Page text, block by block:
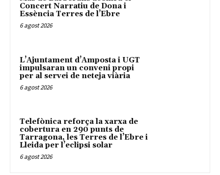
Concert Narratiu de Dona i
Essència Terres de l’Ebre
6 agost 2026
L’Ajuntament d’Amposta i UGT
impulsaran un conveni propi
per al servei de neteja viària
6 agost 2026
Telefònica reforça la xarxa de
cobertura en 290 punts de
Tarragona, les Terres de l’Ebre i
Lleida per l’eclipsi solar
6 agost 2026